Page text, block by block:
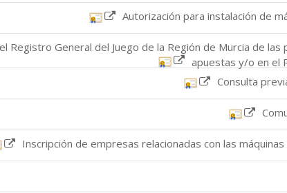
en el Registro General del Juego de la Región de Murcia
apuestas y/o en el